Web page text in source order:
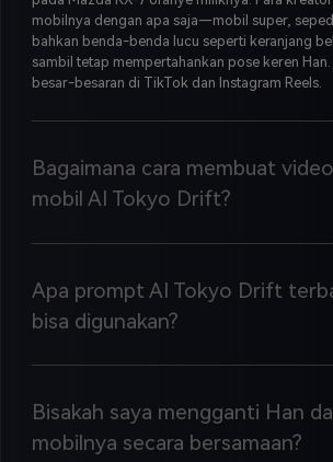
mobilnya dengan apa saja—mobil super,
bahkan benda-benda lucu seperti keranjang
sambil tetap mempertahankan pose keren
besar-besaran di TikTok dan Instagram Reels.
Bagaimana cara membuat
mobil AI Tokyo Drift?
Apa prompt AI Tokyo Drift
bisa digunakan?
Bisakah saya mengganti Han
mobilnya secara bersamaan?